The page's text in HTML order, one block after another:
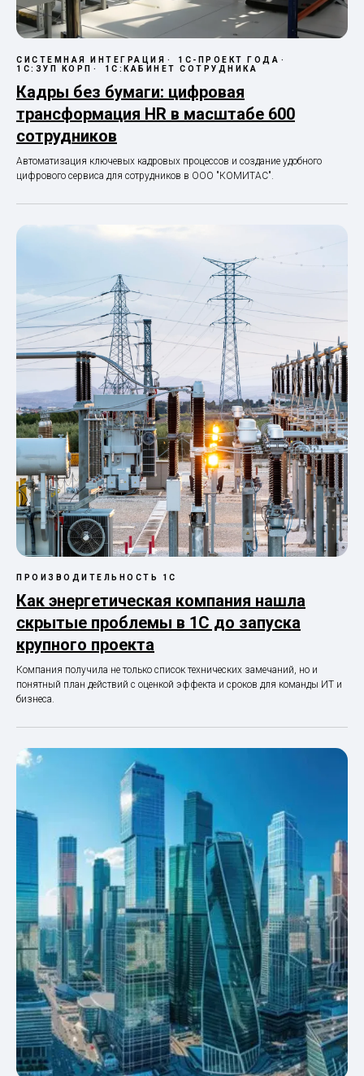
СИСТЕМНАЯ ИНТЕГРАЦИЯ
1С-ПРОЕКТ ГОДА
1С:ЗУП КОРП
1С:КАБИНЕТ СОТРУДНИКА
Кадры без бумаги: цифровая
трансформация HR в масштабе 600
сотрудников
Автоматизация ключевых кадровых процессов и создание удобного
цифрового сервиса для сотрудников в ООО "КОМИТАС".
ПРОИЗВОДИТЕЛЬНОСТЬ 1С
Как энергетическая компания нашла
скрытые проблемы в 1С до запуска
крупного проекта
Компания получила не только список технических замечаний, но и
понятный план действий с оценкой эффекта и сроков для команды ИТ и
бизнеса.